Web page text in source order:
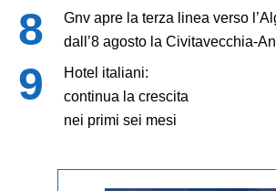
Gnv apre la terza linea verso
dall’8 agosto la Civitavecchia-
Hotel italiani:
continua la crescita
nei primi sei mesi